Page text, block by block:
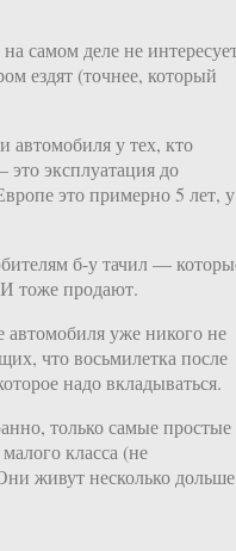
самом деле не
ездят (точнее, который
автомобиля у тех, кто
эксплуатация до
это примерно 5 лет, у
б-у тачил —
тоже продают.
автомобиля уже никого не
что восьмилетка после
надо вкладываться.
только самые простые
класса (не
живут несколько